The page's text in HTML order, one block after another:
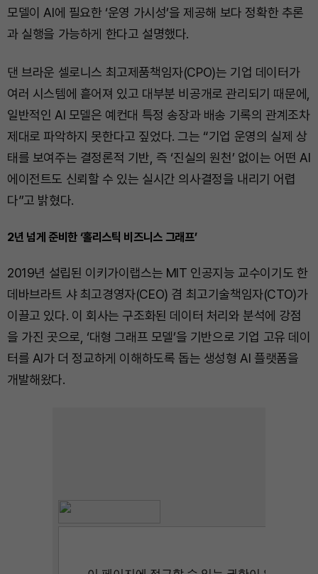
모델이 AI에 필요한 ‘운영 가시성’을 제공해 보다 정확한 추론
과 실행을 가능하게 한다고 설명했다.
댄 브라운 셀로니스 최고제품책임자(CPO)는 기업 데이터가
여러 시스템에 흩어져 있고 대부분 비공개로 관리되기 때문에,
일반적인 AI 모델은 예컨대 특정 송장과 배송 기록의 관계조차
제대로 파악하지 못한다고 짚었다. 그는 “기업 운영의 실제 상
태를 보여주는 결정론적 기반, 즉 ‘진실의 원천’ 없이는 어떤 AI
에이전트도 신뢰할 수 있는 실시간 의사결정을 내리기 어렵
다”고 밝혔다.
2년 넘게 준비한 ‘홀리스틱 비즈니스 그래프’
2019년 설립된 이키가이랩스는 MIT 인공지능 교수이기도 한
데바브라트 샤 최고경영자(CEO) 겸 최고기술책임자(CTO)가
이끌고 있다. 이 회사는 구조화된 데이터 처리와 분석에 강점
을 가진 곳으로, ‘대형 그래프 모델’을 기반으로 기업 고유 데이
터를 AI가 더 정교하게 이해하도록 돕는 생성형 AI 플랫폼을
개발해왔다.